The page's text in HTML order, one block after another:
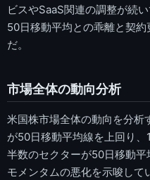
ビスやSaaS関連の調整が続
50日移動平均との乖離と契
だ。
市場全体の動向分析
米国株市場全体の動向を分
が50日移動平均線を上回り
半数のセクターが50日移動
モメンタムの悪化を示唆し